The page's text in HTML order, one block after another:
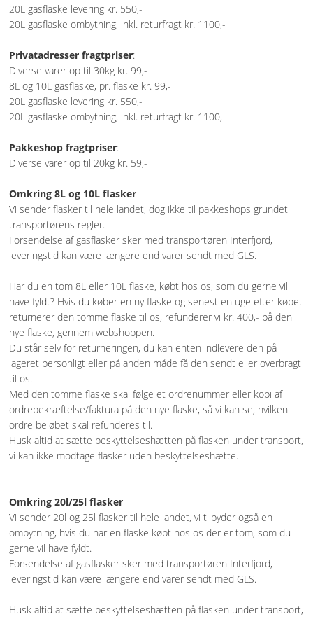
ANDRE VARER
FORSIDE
CLICK&COLLECT
LEVERING
VILKÅR
KUNDECENTER
KONTAKT
E-MAIL
KURV
20L gasflaske levering kr. 550,-
20L gasflaske ombytning, inkl. returfragt kr. 1100,-
Privatadresser fragtpriser:
Diverse varer op til 30kg kr. 99,-
8L og 10L gasflaske, pr. flaske kr. 99,-
20L gasflaske levering kr. 550,-
20L gasflaske ombytning, inkl. returfragt kr. 1100,-
Pakkeshop fragtpriser:
Diverse varer op til 20kg kr. 59,-
Omkring 8L og 10L flasker
Vi sender flasker til hele landet, dog ikke til pakkeshops grundet
transportørens regler.
Forsendelse af gasflasker sker med transportøren Interfjord,
leveringstid kan være længere end varer sendt med GLS.
Har du en tom 8L eller 10L flaske, købt hos os, som du gerne vil
have fyldt? Hvis du køber en ny flaske og senest en uge efter købet
returnerer den tomme flaske til os, refunderer vi kr. 400,- på den
nye flaske, gennem webshoppen.
Du står selv for returneringen, du kan enten indlevere den på
lageret personligt eller på anden måde få den sendt eller overbragt
til os.
Med den tomme flaske skal følge et ordrenummer eller kopi af
ordrebekræftelse/faktura på den nye flaske, så vi kan se, hvilken
ordre beløbet skal refunderes til.
Husk altid at sætte beskyttelseshætten på flasken under transport,
vi kan ikke modtage flasker uden beskyttelseshætte.
Omkring 20l/25l flasker
Vi sender 20l og 25l flasker til hele landet, vi tilbyder også en
ombytning, hvis du har en flaske købt hos os der er tom, som du
gerne vil have fyldt.
Forsendelse af gasflasker sker med transportøren Interfjord,
leveringstid kan være længere end varer sendt med GLS.
Husk altid at sætte beskyttelseshætten på flasken under transport,